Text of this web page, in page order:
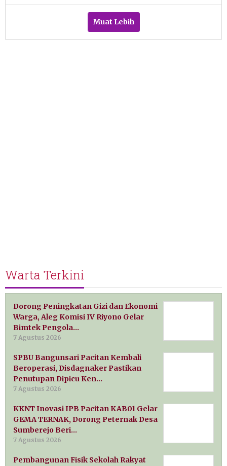
Shalahuddin
Muat Lebih
Warta Terkini
Dorong Peningkatan Gizi dan Ekonomi
Warga, Aleg Komisi IV Riyono Gelar
Bimtek Pengola…
7 Agustus 2026
SPBU Bangunsari Pacitan Kembali
Beroperasi, Disdagnaker Pastikan
Penutupan Dipicu Ken…
7 Agustus 2026
KKNT Inovasi IPB Pacitan KAB01 Gelar
GEMA TERNAK, Dorong Peternak Desa
Sumberejo Beri…
7 Agustus 2026
Pembangunan Fisik Sekolah Rakyat